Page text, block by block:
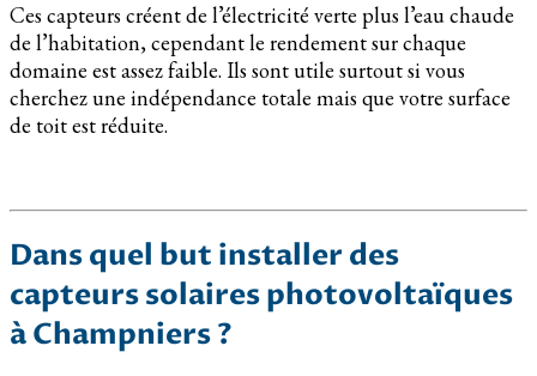
Ces capteurs créent de l’électricité verte plus l’eau chaude
de l’habitation, cependant le rendement sur chaque
domaine est assez faible. Ils sont utile surtout si vous
cherchez une indépendance totale mais que votre surface
de toit est réduite.
Dans quel but installer des
capteurs solaires photovoltaïques
à Champniers ?